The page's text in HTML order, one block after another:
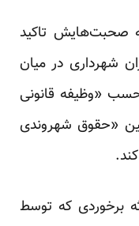
صحبت‌هایش تاکید
شهرداری در میان
«وظیفه قانونی
«حقوق شهروندی
برخوردی که توسط